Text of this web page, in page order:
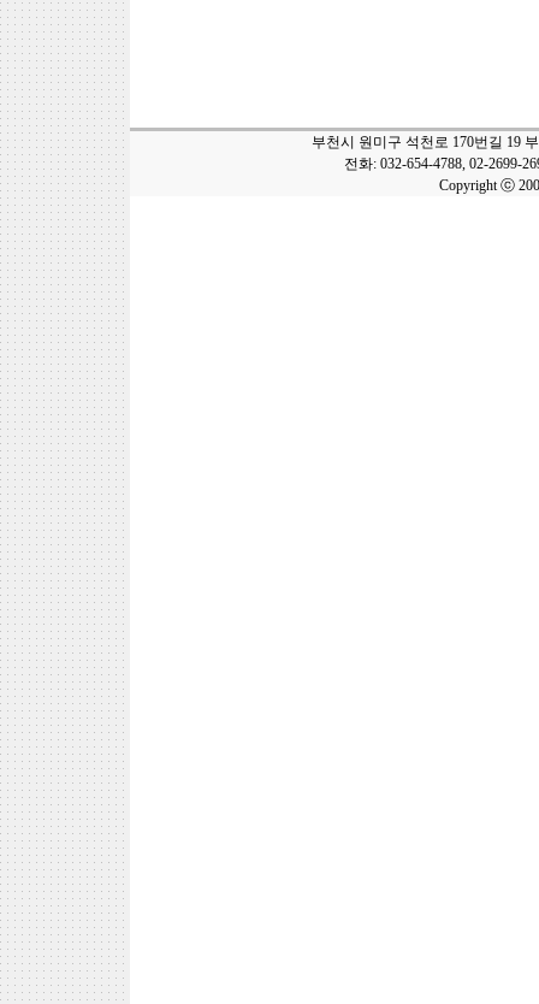
부천시 원미구 석천로 170번길 19
전화: 032-654-4788, 02-2699-
Copyright ⓒ